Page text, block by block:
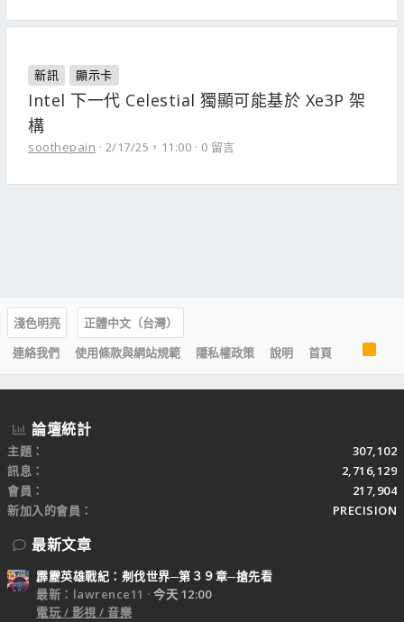
新訊 顯示卡
Intel 下一代 Celestial 獨顯可能基於 Xe3P 架
構
soothepain 2/17/25，11:00 0 留言
淺色明亮
正體中文（台灣）
連絡我們
使用條款與網站規範 隱私權政策 說明 首頁
R
S
S
論壇統計
主題
307,102
訊息
2,716,129
會員
217,904
新加入的會員
PRECISION
最新文章
霹靂英雄戰紀：刜伐世界─第３９章─搶先看
最新：lawrence11
今天 12:00
電玩 / 影視 / 音樂